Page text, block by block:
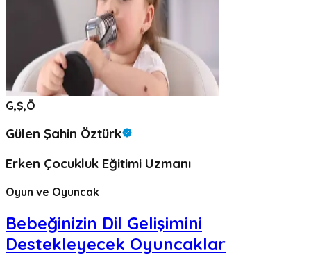
G,Ş,Ö
Gülen Şahin Öztürk
Erken Çocukluk Eğitimi Uzmanı
Oyun ve Oyuncak
Bebeğinizin Dil Gelişimini
Destekleyecek Oyuncaklar